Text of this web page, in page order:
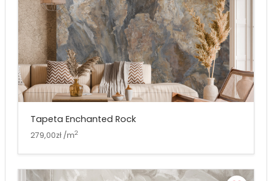
Tapeta Enchanted Rock
279,00zł /m2